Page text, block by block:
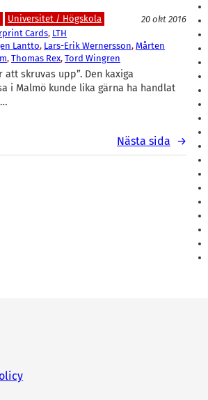
Universitet / Högskola
20 okt 2016
Cards, LTH
Lantto, Lars-Erik Wernersson, Mårten
, Thomas Rex, Tord Wingren
skruvas upp”. Den kaxiga
i Malmö kunde lika gärna ha handlat
Nästa sida →